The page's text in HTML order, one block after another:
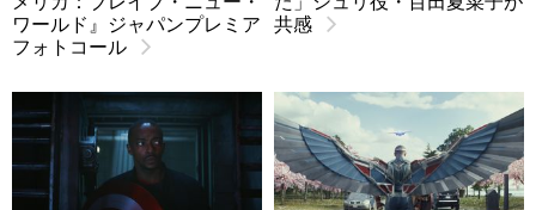
ワールド』ジャパンプレミア
フォトコール
共感